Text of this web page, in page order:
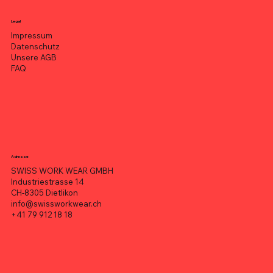
Legal
Impressum
Datenschutz
Unsere AGB
FAQ
Adresse
SWISS WORK WEAR GMBH
Industriestrasse 14
CH-8305 Dietlikon
info@swissworkwear.ch
+41 79 912 18 18